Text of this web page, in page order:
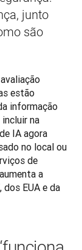
junto
são
estão
informação
na
IA agora
no local ou
de
a
EUA e da